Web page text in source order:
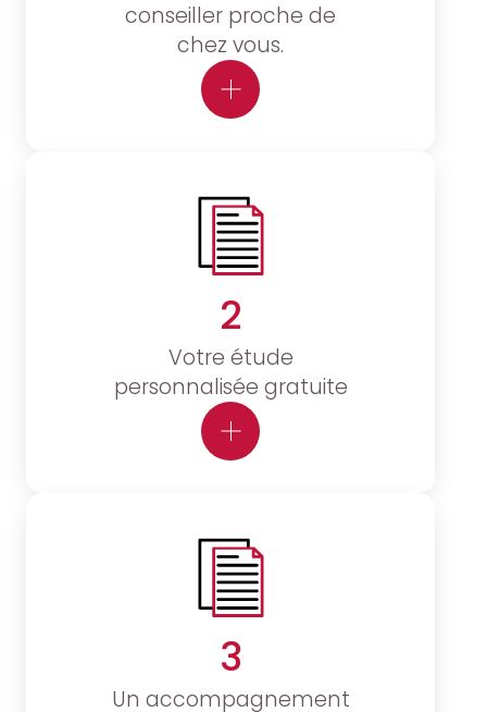
conseiller proche de
chez vous.
2
Votre étude
personnalisée gratuite
3
Un accompagnement